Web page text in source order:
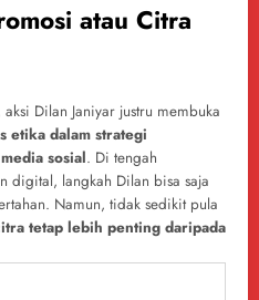
atau Citra
Dilan Janiyar justru membuka
etika dalam strategi
sosial. Di tengah
digital, langkah Dilan bisa saja
Namun, tidak sedikit pula
tetap lebih penting daripada